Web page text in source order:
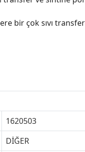
bir çok sıvı
1620503
DİĞER